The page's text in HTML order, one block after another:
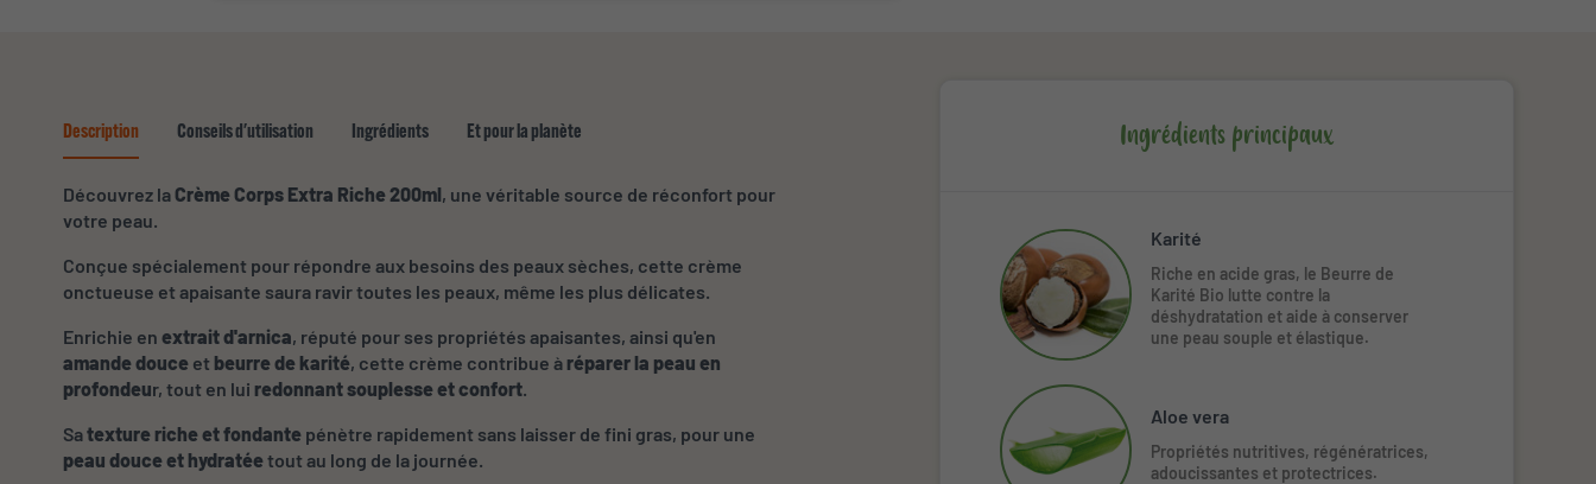
Description Conseils d'utilisation Ingrédients Et pour la planète
Découvrez laCrème Corps Extra Riche 200ml, une véritable source de réconfort pour
votre peau.
Conçue spécialement pour répondre aux besoins des peaux sèches, cette crème
onctueuse et apaisante saura ravir toutes les peaux, même les plus délicates.
Enrichie en extrait d'arnica, réputé pour ses propriétés apaisantes, ainsi qu'en
amande douceet beurre de karité, cette crème contribue à réparer la peau en
profondeur, tout en lui redonnant souplesse et confort.
Satexture riche et fondantepénètre rapidement sans laisser de fini gras, pour une
peau douce et hydratéetout au long de la journée.
Ingrédients principaux
Karité
Riche en acide gras, le Beurre de
Karité Bio lutte contre la
déshydratation et aide à conserver
une peau souple et élastique.
Aloe vera
Propriétés nutritives, régénératrices,
adoucissantes et protectrices.